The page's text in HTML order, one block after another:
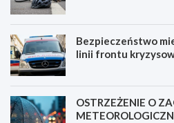
Bezpieczeństwo
linii frontu
OSTRZEŻENIE O